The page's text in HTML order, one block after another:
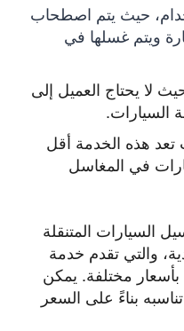
حيث يتم اصطحاب
ويتم غسلها في
لا يحتاج العميل إلى
السيارات.
تعد هذه الخدمة أقل
في المغاسل
السيارات المتنقلة
والتي تقدم خدمة
مختلفة. يمكن
بناءً على السعر